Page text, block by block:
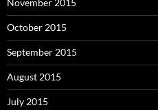
November 2015
October 2015
September 2015
August 2015
July 2015